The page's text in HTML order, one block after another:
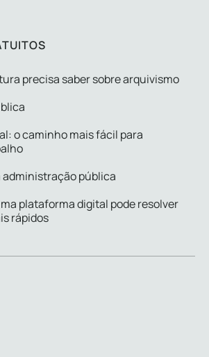
precisa saber sobre arquivismo
o caminho mais fácil para
administração pública
plataforma digital pode resolver
rápidos